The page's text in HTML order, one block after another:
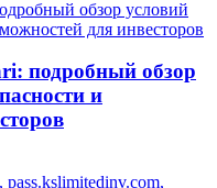
подробный обзор
и